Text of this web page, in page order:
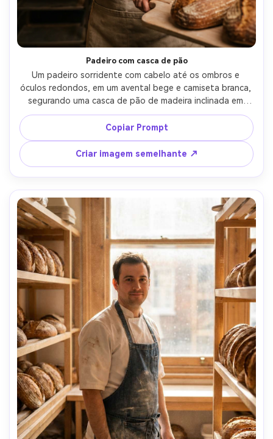
Padeiro com casca de pão
Um padeiro sorridente com cabelo até os ombros e
óculos redondos, em um avental bege e camiseta branca,
segurando uma casca de pão de madeira inclinada em
direção à câmera, racks de padaria ao fundo, luzes
práticas quentes com luz de borda sutil, Sony A1 35mm
f/1.8, 4:5 retrato de três quartos, expressão viva mas
natural, textura de pele fotorealista, grau de cor
editorial-AR 4:5
Copiar Prompt
Criar imagem semelhante ↗